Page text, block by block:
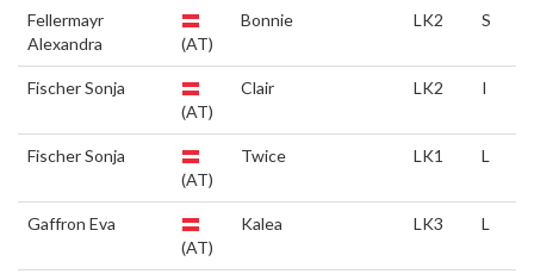
Fellermayr
Alexandra
(AT)
Bonnie LK2 S
Fischer Sonja
(AT)
Clair LK2 I
Fischer Sonja
(AT)
Twice LK1 L
Gaffron Eva
(AT)
Kalea LK3 L